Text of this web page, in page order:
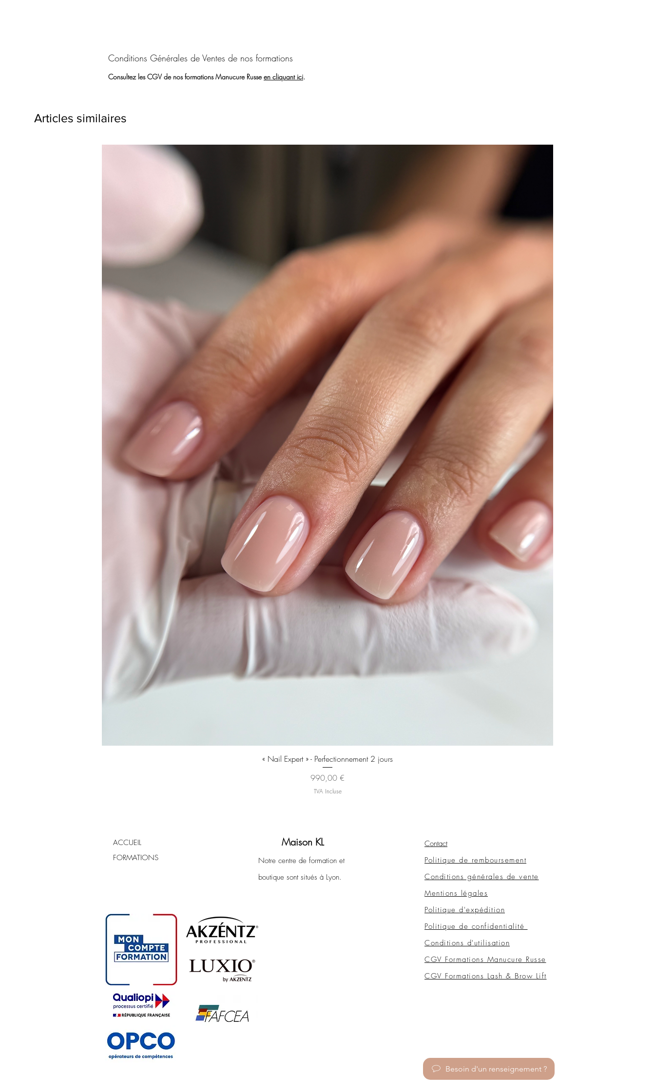
manucure russe mais aussi vous allez aussi
Conditions Générales de Ventes de nos formations
Consultez les CGV de nos formations Manucure Russeen cliquant ici.
Articles similaires
Aperçu rapide
« Nail Expert » - Perfectionnement 2 jours
Prix
990,00 €
TVA Incluse
ACCUEIL
FORMATIONS
Maison KL
Notre centre de formation et
boutique sont situés à Lyon.
Contact
Politique de remboursement
Conditions générales de vente
Mentions légales
Politique d'expédition
Politique de confidentialité
Conditions d'utilisation
CGV Formations Manucure Russe
CGV Formations Lash & Brow Lift
Besoin d'un renseignement ?